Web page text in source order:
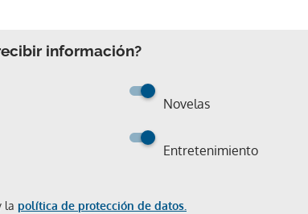
información?
Novelas
Entretenimiento
la política de protección de datos.